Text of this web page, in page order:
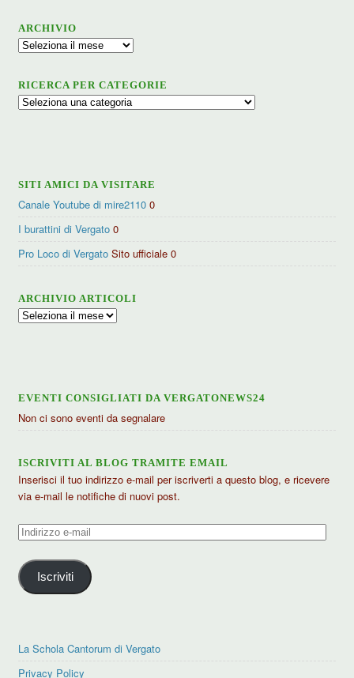
ARCHIVIO
Archivio
RICERCA PER CATEGORIE
Ricerca
SITI AMICI DA VISITARE
Canale Youtube di mire2110 0
I burattini di Vergato 0
Pro Loco di Vergato Sito ufficiale 0
ARCHIVIO ARTICOLI
Archivio
EVENTI CONSIGLIATI DA VERGATONEWS24
Non ci sono eventi da segnalare
ISCRIVITI AL BLOG TRAMITE EMAIL
Inserisci il tuo indirizzo e-mail per iscriverti a questo blog, e ricevere
via e-mail le notifiche di nuovi post.
Indirizzo
mail
Iscriviti
La Schola Cantorum di Vergato
Privacy Policy